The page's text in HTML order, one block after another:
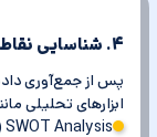
۴. شناسایی نقاط ضعف و قوت کلیدی
پس از جمع‌آوری
ابزارهای تحلیلی
SWOT Analysis (نقاط قوت، ضعف، فرصت‌ها و تهدیدها)